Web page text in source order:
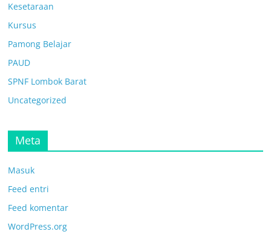
Kesetaraan
Kursus
Pamong Belajar
PAUD
SPNF Lombok Barat
Uncategorized
Meta
Masuk
Feed entri
Feed komentar
WordPress.org